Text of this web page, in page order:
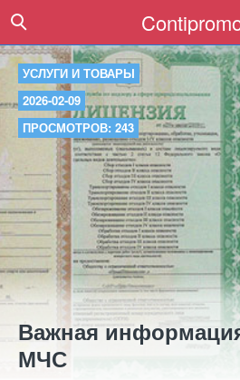
УСЛУГИ И ТОВАРЫ
2026-02-09
ПРОСМОТРОВ: 243
Важная
МЧС